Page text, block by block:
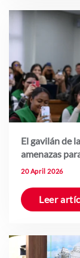
El gavilán de
amenazas
20 April 2026
Leer